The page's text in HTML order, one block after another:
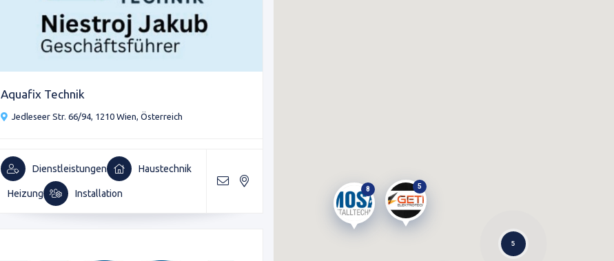
5
8
5
Aquafix Technik
Jedleseer Str. 66/94, 1210 Wien, Österreich
Dienstleistungen Haustechnik
Heizung Installation